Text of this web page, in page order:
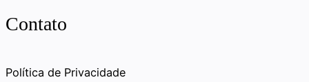
Contato
Política de Privacidade